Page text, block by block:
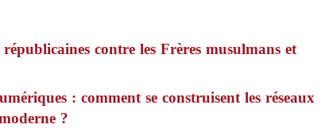
contre les Frères musulmans et
: comment se construisent les réseaux
?